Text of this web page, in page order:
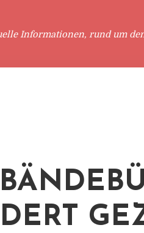
Informationen, rund um